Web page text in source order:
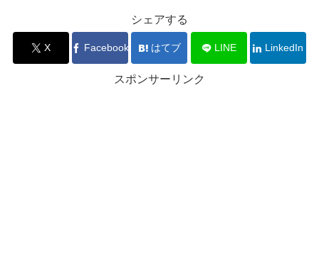
シェアする
X Facebook はてブ LINE LinkedIn
スポンサーリンク